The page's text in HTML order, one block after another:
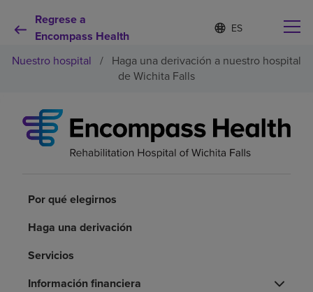
Regrese a
Encompass Health
Lista
de
contraída
d
o
e
c
Por qué debe elegirnos
Servicios de rehabilitación
Pacientes y cuidadores
Acerca de nosotros
Nuestro hospital / Haga una derivación a nuestro hospital
de Wichita Falls
Por qué elegirnos
Haga una derivación
Servicios
Información financiera